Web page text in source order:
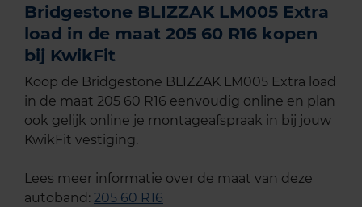
Bridgestone BLIZZAK LM005 Extra
load in de maat 205 60 R16 kopen
bij KwikFit
Koop de Bridgestone BLIZZAK LM005 Extra load
in de maat 205 60 R16 eenvoudig online en plan
ook gelijk online je montageafspraak in bij jouw
KwikFit vestiging.
Lees meer informatie over de maat van deze
autoband: 205 60 R16